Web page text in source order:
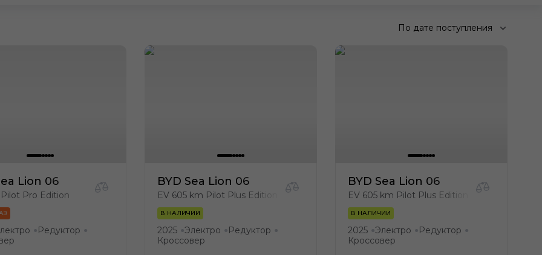
По дате поступления
Lion 06
Pro Edition
● Редуктор ●
BYD Sea Lion 06
EV 605 km Pilot Plus Edition
В НАЛИЧИИ
2025 ●Электро ● Редуктор ●
Кроссовер
BYD Sea Lion 06
EV 605 km Pilot Plus Edition
В НАЛИЧИИ
2025 ●Электро ● Редуктор ●
Кроссовер